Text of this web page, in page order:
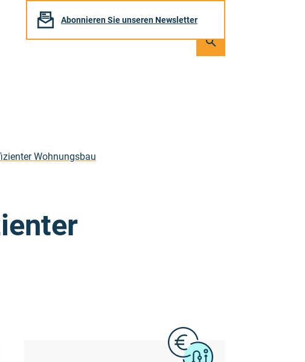
Abonnieren Sie unseren Newsletter
durchsuchen
Suchen
Wohnungsbau